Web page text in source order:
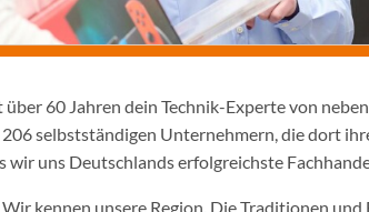
60 Jahren dein Technik-Experte von
selbstständigen Unternehmern, die dort
wir uns Deutschlands erfolgreichste
Wir kennen unsere Region. Die Traditionen